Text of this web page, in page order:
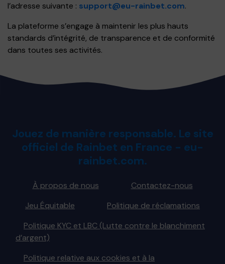
l’adresse suivante : support@eu-rainbet.com.
La plateforme s’engage à maintenir les plus hauts
standards d’intégrité, de transparence et de conformité
dans toutes ses activités.
Jouez de manière responsable. Le site
officiel de Rainbet en France - eu-
rainbet.com.
À propos de nous
Contactez-nous
Jeu Équitable
Politique de réclamations
Politique KYC et LBC (Lutte contre le blanchiment
d’argent)
Politique relative aux cookies et à la